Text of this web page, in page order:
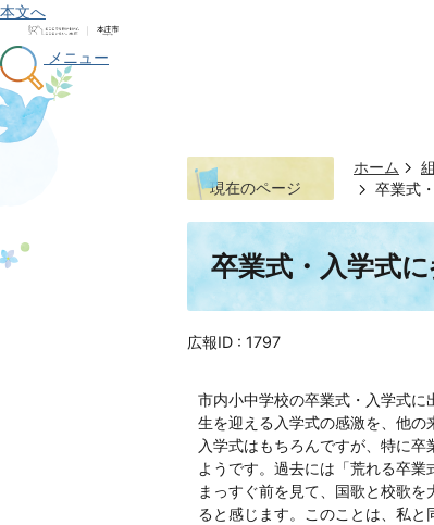
本文へ
メニュー
現在のページ
ホーム
卒業式
卒業式・入学式
広報ID : 1797
市内小中学校の卒業式・入学式に
生を迎える入学式の感激を、他の
入学式はもちろんですが、特に
ようです。過去には「荒れる卒業
まっすぐ前を見て、国歌と校歌
ると感じます。このことは、私